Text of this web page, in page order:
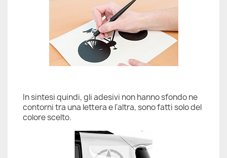
In sintesi quindi, gli adesivi non hanno sfondo ne
contorni tra una lettera e l'altra, sono fatti solo del
colore scelto.